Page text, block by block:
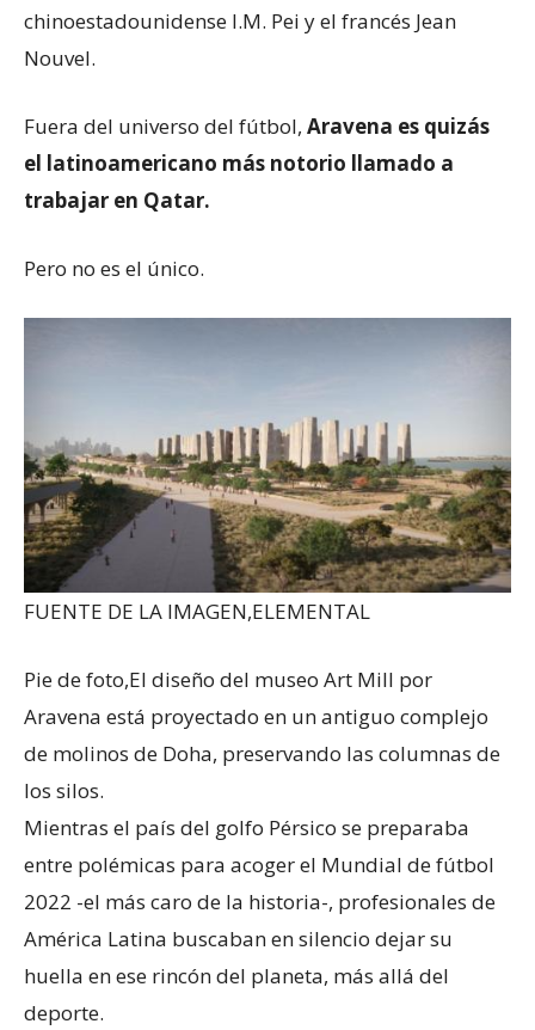
chinoestadounidense I.M. Pei y el francés Jean
Nouvel.
Fuera del universo del fútbol, Aravena es quizás
el latinoamericano más notorio llamado a
trabajar en Qatar.
Pero no es el único.
FUENTE DE LA IMAGEN,ELEMENTAL
Pie de foto,El diseño del museo Art Mill por
Aravena está proyectado en un antiguo complejo
de molinos de Doha, preservando las columnas de
los silos.
Mientras el país del golfo Pérsico se preparaba
entre polémicas para acoger el Mundial de fútbol
2022 -el más caro de la historia-, profesionales de
América Latina buscaban en silencio dejar su
huella en ese rincón del planeta, más allá del
deporte.